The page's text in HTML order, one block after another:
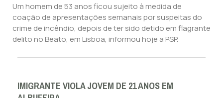
Um homem de 53 anos ficou sujeito à medida de
coação de apresentações semanais por suspeitas do
crime de incêndio, depois de ter sido detido em flagrante
delito no Beato, em Lisboa, informou hoje a PSP.
IMIGRANTE VIOLA JOVEM DE 21 ANOS EM